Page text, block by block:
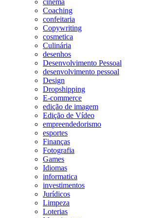
Coaching
confeitaria
Copywriting
cosmetica
Culinária
desenhos
Desenvolvimento Pessoal
desenvolvimento pessoal
Design
Dropshipping
E-commerce
edição de imagem
Edição de Vídeo
empreendedorismo
esportes
Finanças
Fotografia
Games
Idiomas
informatica
investimentos
Jurídicos
Limpeza
Loterias